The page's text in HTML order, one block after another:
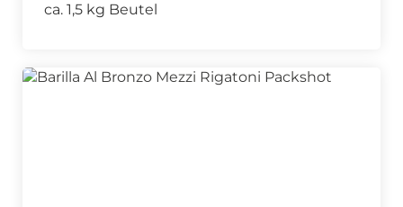
ca. 1,5 kg Beutel